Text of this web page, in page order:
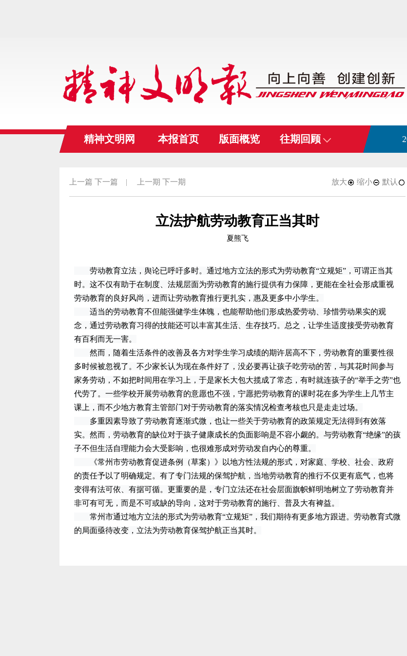
精神文明网 本报首页 版面概览 往期回顾
上一篇 下一篇 | 上一期 下一期 放大 缩小 默认
立法护航劳动教育正当其时
夏熊飞
劳动教育立法，舆论已呼吁多时。通过地方立法的形式为劳动教育“立规矩”，可谓正当其
时。这不仅有助于在制度、法规层面为劳动教育的施行提供有力保障，更能在全社会形成重视
劳动教育的良好风尚，进而让劳动教育推行更扎实，惠及更多中小学生。
适当的劳动教育不但能强健学生体魄，也能帮助他们形成热爱劳动、珍惜劳动果实的观
念，通过劳动教育习得的技能还可以丰富其生活、生存技巧。总之，让学生适度接受劳动教育
有百利而无一害。
然而，随着生活条件的改善及各方对学生学习成绩的期许居高不下，劳动教育的重要性很
多时候被忽视了。不少家长认为现在条件好了，没必要再让孩子吃劳动的苦，与其花时间参与
家务劳动，不如把时间用在学习上，于是家长大包大揽成了常态，有时就连孩子的“举手之劳”也
代劳了。一些学校开展劳动教育的意愿也不强，宁愿把劳动教育的课时花在多为学生上几节主
课上，而不少地方教育主管部门对于劳动教育的落实情况检查考核也只是走走过场。
多重因素导致了劳动教育逐渐式微，也让一些关于劳动教育的政策规定无法得到有效落
实。然而，劳动教育的缺位对于孩子健康成长的负面影响是不容小觑的。与劳动教育“绝缘”的孩
子不但生活自理能力会大受影响，也很难形成对劳动发自内心的尊重。
《常州市劳动教育促进条例（草案）》以地方性法规的形式，对家庭、学校、社会、政府
的责任予以了明确规定。有了专门法规的保驾护航，当地劳动教育的推行不仅更有底气，也将
变得有法可依、有据可循。更重要的是，专门立法还在社会层面旗帜鲜明地树立了劳动教育并
非可有可无，而是不可或缺的导向，这对于劳动教育的施行、普及大有裨益。
常州市通过地方立法的形式为劳动教育“立规矩”，我们期待有更多地方跟进。劳动教育式微
的局面亟待改变，立法为劳动教育保驾护航正当其时。